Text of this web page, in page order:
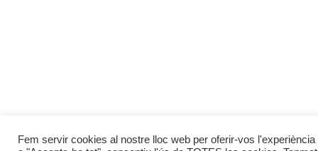
Fem servir cookies al nostre lloc web per oferir-vos